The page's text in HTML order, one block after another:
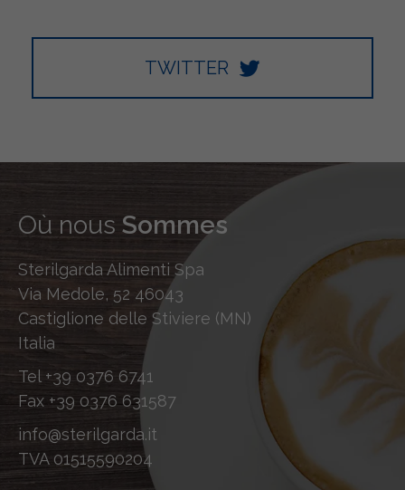
TWITTER
Où nous Sommes
Sterilgarda Alimenti Spa
Via Medole, 52 46043
Castiglione delle Stiviere (MN)
Italia
Tel +39 0376 6741
Fax +39 0376 631587
info@sterilgarda.it
TVA 01515590204